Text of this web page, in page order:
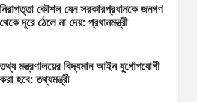
নিরাপত্তা কৌশল যেন সরকারপ্রধানকে জনগণ
থেকে দূরে ঠেলে না দেয়: প্রধানমন্ত্রী
তথ্য মন্ত্রণালয়ের বিদ্যমান আইন যুগোপযোগী
করা হবে: তথ্যমন্ত্রী